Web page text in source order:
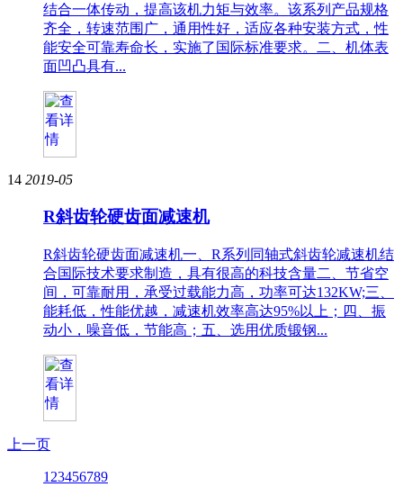
结合一体传动，提高该机力矩与效率。该系列产品规格
齐全，转速范围广，通用性好，适应各种安装方式，性
能安全可靠寿命长，实施了国际标准要求。二、机体表
面凹凸具有...
14 2019-05
R斜齿轮硬齿面减速机
R斜齿轮硬齿面减速机一、R系列同轴式斜齿轮减速机结
合国际技术要求制造，具有很高的科技含量二、节省空
间，可靠耐用，承受过载能力高，功率可达132KW;三、
能耗低，性能优越，减速机效率高达95%以上；四、振
动小，噪音低，节能高；五、选用优质锻钢...
上一页
1 23456789